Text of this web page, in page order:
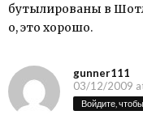
бутылированы в
о, это хорошо.
gunner111
03/12/2009
Войдите,